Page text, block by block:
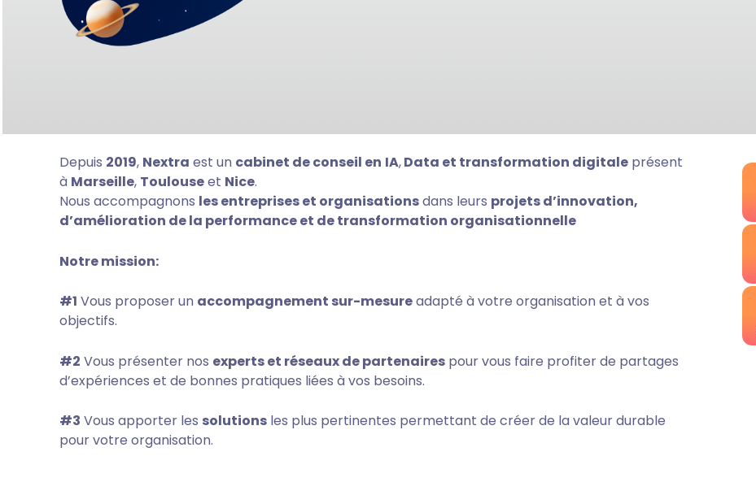
Depuis 2019, Nextra est un cabinet de conseil en IA,Data et transformation digitaleprésent
à Marseille, Toulouseet Nice.
Nous accompagnons les entreprises et organisationsdans leurs projets d’innovation,
d’amélioration de la performance et de transformation organisationnelle
Notre mission:
#1 Vous proposer un accompagnement sur-mesureadapté à votre organisation et à vos
objectifs.
#2 Vous présenter nos experts et réseaux de partenairespour vous faire profiter de partages
d’expériences et de bonnes pratiques liées à vos besoins.
#3 Vous apporter les solutionsles plus pertinentes permettant de créer de la valeur durable
pour votre organisation.